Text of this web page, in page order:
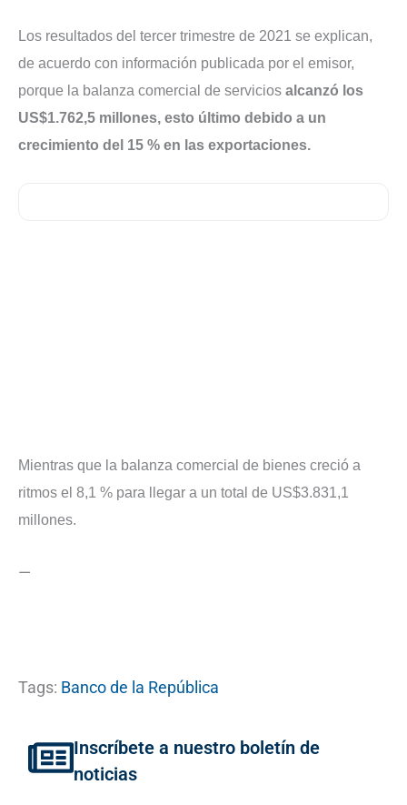
Los resultados del tercer trimestre de 2021 se explican,
de acuerdo con información publicada por el emisor,
porque la balanza comercial de servicios alcanzó los
US$1.762,5 millones, esto último debido a un
crecimiento del 15 % en las exportaciones.
Mientras que la balanza comercial de bienes creció a
ritmos el 8,1 % para llegar a un total de US$3.831,1
millones.
—
Tags: Banco de la República
Inscríbete a nuestro boletín de
noticias